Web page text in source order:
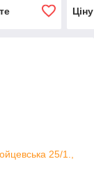
25/1.,